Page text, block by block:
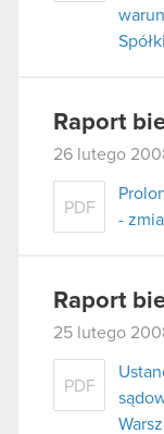
Spółki
Raport
26 lutego
PDF
-
Raport
25 lutego
PDF